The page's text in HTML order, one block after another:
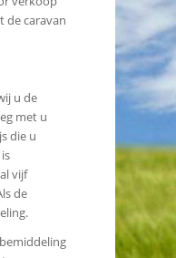
de caravan
u de
met u
die u
vijf
de